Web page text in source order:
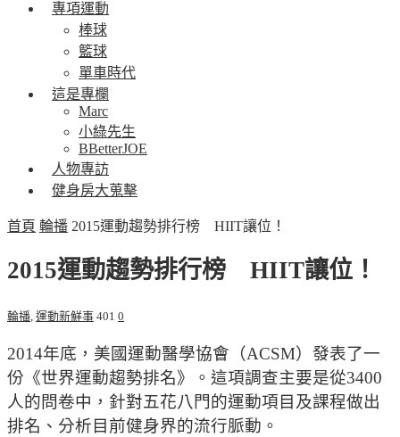
專項運動
棒球
籃球
單車時代
這是專欄
Marc
小綠先生
BBetterJOE
人物專訪
健身房大蒐擊
首頁 輪播 2015運動趨勢排行榜 HIIT讓位！
2015運動趨勢排行榜 HIIT讓位！
輪播 運動新鮮事 401 0
2014年底，美國運動醫學協會（ACSM）發表了一
份《世界運動趨勢排名》。這項調查主要是從3400
人的問卷中，針對五花八門的運動項目及課程做出
排名、分析目前健身界的流行脈動。